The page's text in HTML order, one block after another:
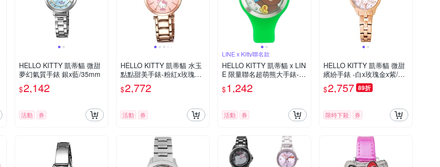
HELLO KITTY 凱蒂貓 微甜
夢幻氣質手錶 銀x藍/35mm
$2,142
活動 券
HELLO KITTY 凱蒂貓 水玉
點點甜美手錶-粉紅x玫瑰金/
32mm
$2,772
活動 券
LINE x Kitty聯名款
HELLO KITTY 凱蒂貓 x LIN
E 限量聯名超萌熊大手錶-
綠/40mm
$1,242
活動 券
HELLO KITTY 凱蒂貓 微甜
繽紛手錶 -白x玫瑰金x紫/27
mm
$2,757 89折
限時下殺 券